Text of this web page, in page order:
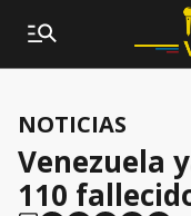
NOTICIAS
Venezuela
110